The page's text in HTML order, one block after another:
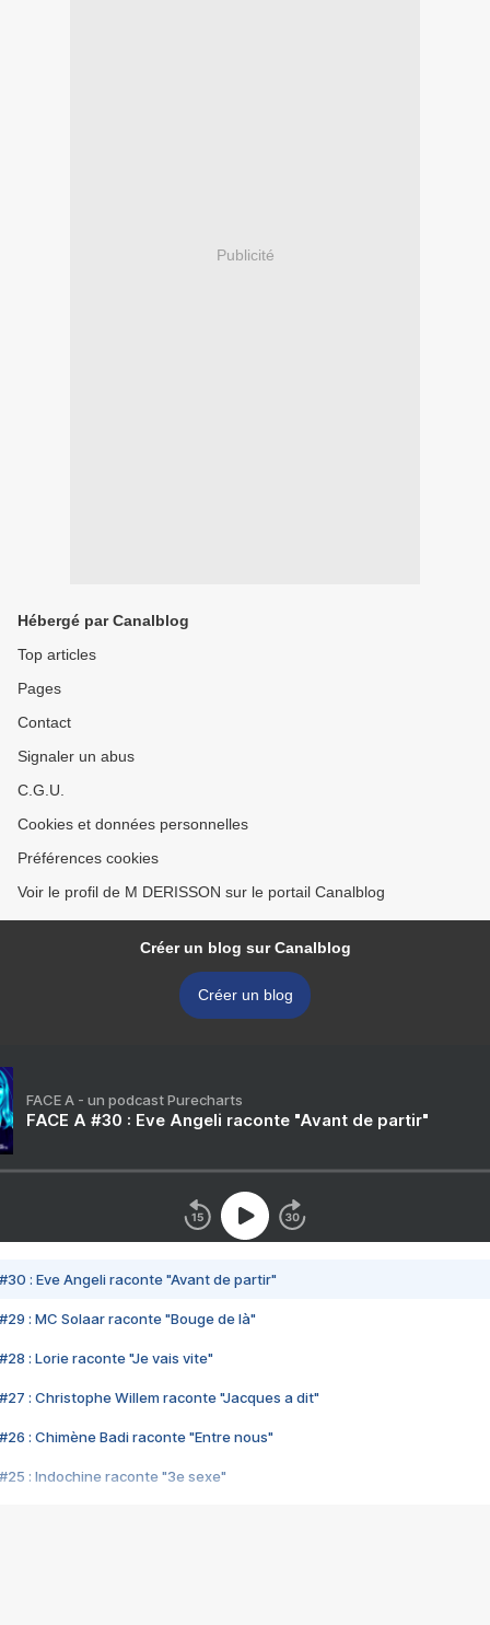
Publicité
Hébergé par Canalblog
Top articles
Pages
Contact
Signaler un abus
C.G.U.
Cookies et données personnelles
Préférences cookies
Voir le profil de M DERISSON sur le portail Canalblog
Créer un blog sur Canalblog
Créer un blog
FACE A - un podcast Purecharts
FACE A #30 : Eve Angeli raconte "Avant de partir"
#30 : Eve Angeli raconte "Avant de partir"
#29 : MC Solaar raconte "Bouge de là"
#28 : Lorie raconte "Je vais vite"
#27 : Christophe Willem raconte "Jacques a dit"
#26 : Chimène Badi raconte "Entre nous"
#25 : Indochine raconte "3e sexe"